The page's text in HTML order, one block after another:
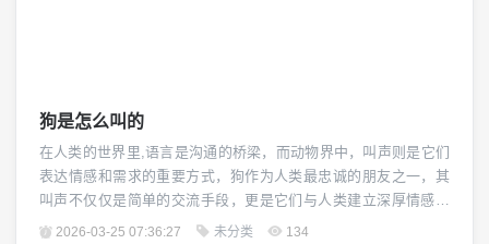
狗是怎么叫的
在人类的世界里,语言是沟通的桥梁，而动物界中，叫声则是它们
表达情感和需求的重要方式，狗作为人类最忠诚的朋友之一，其
叫声不仅仅是简单的交流手段，更是它们与人类建立深厚情感联
系的纽带，狗是如何发出这些美妙的声音的呢？本文将为您揭开
2026-03-25 07:36:27 未分类 134